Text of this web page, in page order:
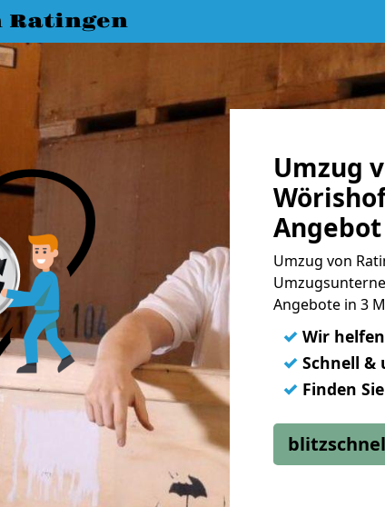
Ratingen
Umzug
Angebot
Umzug von
Angebote in 3
✓ Wir
✓ Schnell &
✓ Finden